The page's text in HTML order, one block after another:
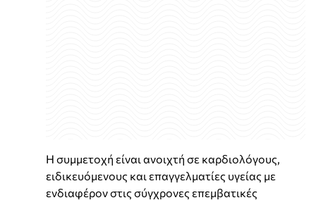
Η συμμετοχή είναι ανοιχτή σε καρδιολόγους,
ειδικευόμενους και επαγγελματίες υγείας με
ενδιαφέρον στις σύγχρονες επεμβατικές